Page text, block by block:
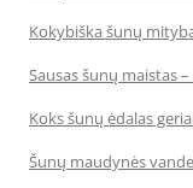
Kokybiška šunų
Sausas šunų maistas
Koks šunų ėdalas
Šunų maudynės